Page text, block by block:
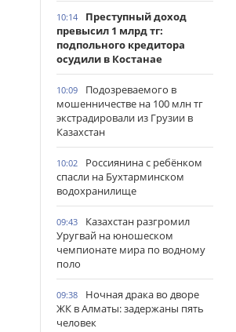
10:14
Преступный доход
превысил 1 млрд тг:
подпольного кредитора
осудили в Костанае
10:09
Подозреваемого в
мошенничестве на 100 млн тг
экстрадировали из Грузии в
Казахстан
10:02
Россиянина с ребёнком
спасли на Бухтарминском
водохранилище
09:43
Казахстан разгромил
Уругвай на юношеском
чемпионате мира по водному
поло
09:38
Ночная драка во дворе
ЖК в Алматы: задержаны пять
человек